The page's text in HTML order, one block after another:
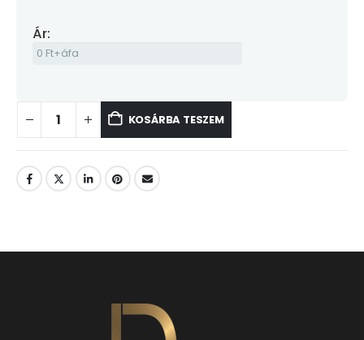
Ár:
KOSÁRBA TESZEM